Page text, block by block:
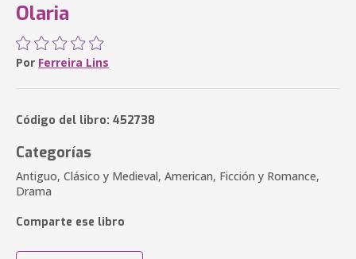
Olaria
Por Ferreira Lins
Código del libro: 452738
Categorías
Antiguo, Clásico y Medieval, American, Ficción y Romance,
Drama
Comparte ese libro